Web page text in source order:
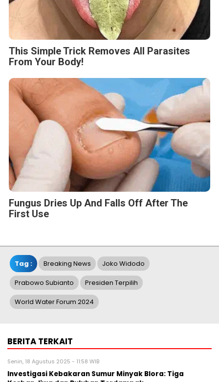
This Simple Trick Removes All Parasites
From Your Body!
Fungus Dries Up And Falls Off After The
First Use
Tag : Breaking News Joko Widodo
Prabowo Subianto Presiden Terpilih
World Water Forum 2024
BERITA TERKAIT
Senin, 18 Agustus 2025 - 11:58 WIB
Investigasi Kebakaran Sumur Minyak Blora: Tiga